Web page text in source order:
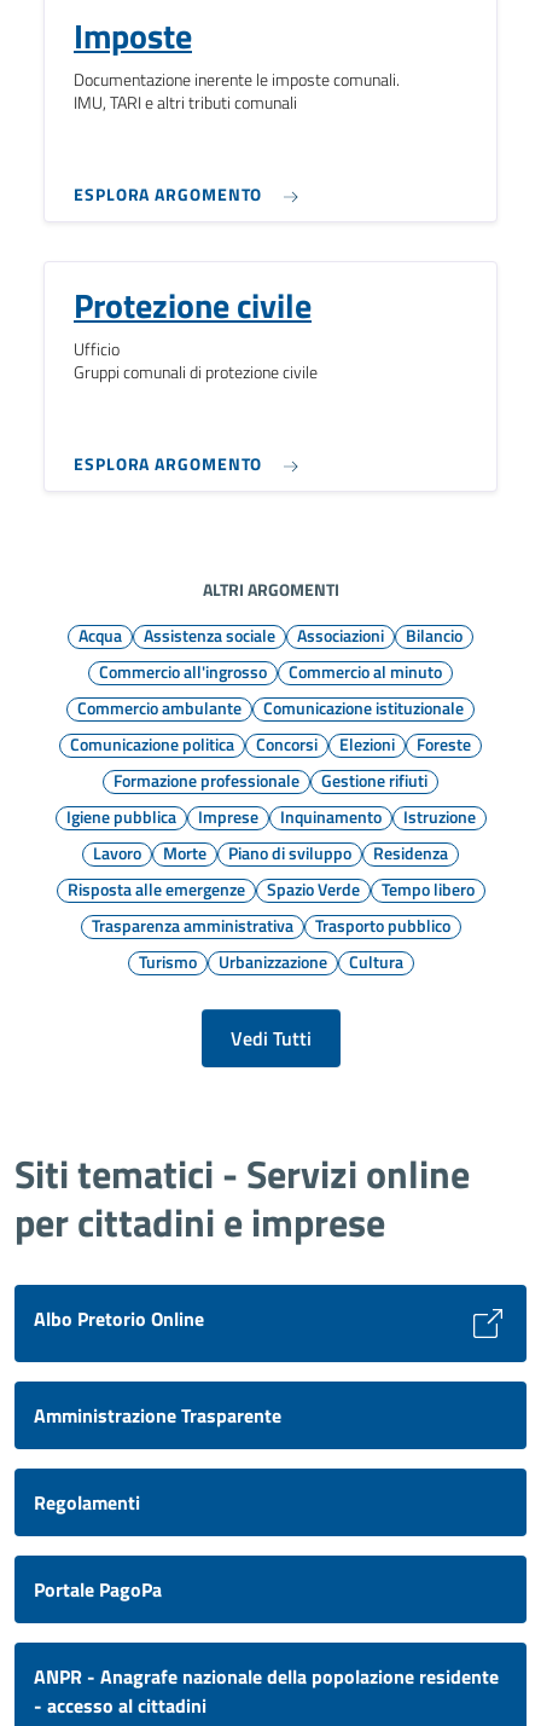
Imposte
Documentazione inerente le imposte comunali.
IMU, TARI e altri tributi comunali
ESPLORA ARGOMENTO
Protezione civile
Ufficio
Gruppi comunali di protezione civile
ESPLORA ARGOMENTO
ALTRI ARGOMENTI
Acqua
Assistenza sociale Associazioni
Bilancio
Commercio all'ingrosso
Commercio al minuto
Commercio ambulante
Comunicazione istituzionale
Comunicazione politica
Concorsi Elezioni
Foreste
Formazione professionale
Gestione rifiuti
Igiene pubblica
Imprese Inquinamento
Istruzione
Lavoro
Morte Piano di sviluppo
Residenza
Risposta alle emergenze
Spazio Verde
Tempo libero
Trasparenza amministrativa
Trasporto pubblico
Turismo
Urbanizzazione Cultura
Vedi Tutti
Siti tematici - Servizi online
per cittadini e imprese
Albo Pretorio Online
Amministrazione Trasparente
Regolamenti
Portale PagoPa
ANPR - Anagrafe nazionale della popolazione residente
- accesso al cittadini